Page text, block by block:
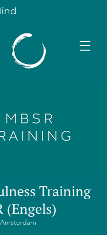
Training
(Engels)
Amsterdam